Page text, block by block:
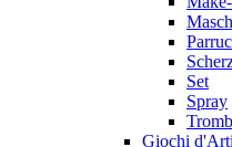
Set
Spray
Giochi